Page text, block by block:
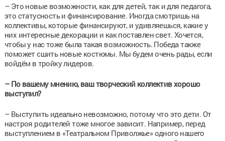
– Это новые возможности, как для детей, так и для педагога,
это статусность и финансирование. Иногда смотришь на
коллективы, которые финансируют, и удивляешься, какие у
них интересные декорации и как поставлен свет. Хочется,
чтобы у нас тоже была такая возможность. Победа также
поможет сшить новые костюмы. Мы будем очень рады, если
войдём в тройку лидеров.
– По вашему мнению, ваш творческий коллектив хорошо
выступил?
– Выступить идеально невозможно, потому что это дети. От
настроя родителей тоже многое зависит. Например, перед
выступлением в «Театральном Приволжье» одного нашего